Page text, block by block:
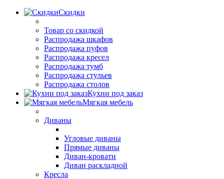
Скидки
Товар со скидкой
Распродажа шкафов
Распродажа пуфов
Распродажа кресел
Распродажа тумб
Распродажа стульев
Распродажа столов
Кухни под заказ
Мягкая мебель
Диваны
Угловые диваны
Прямые диваны
Диван-кровати
Диван раскладной
Кресла